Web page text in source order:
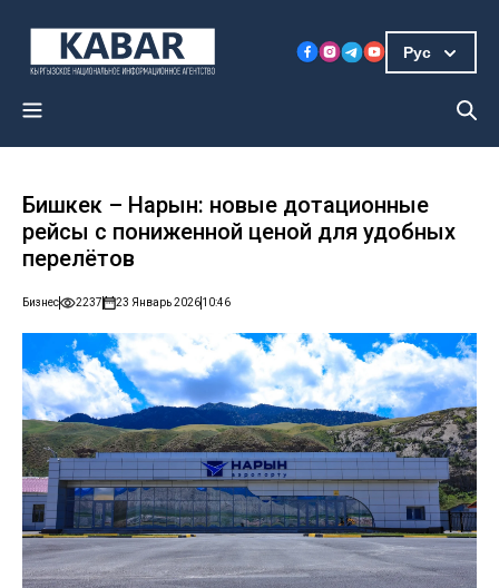
Рус
Бишкек – Нарын: новые дотационные
рейсы с пониженной ценой для удобных
перелётов
Бизнес 2237 23 Январь 202610:46